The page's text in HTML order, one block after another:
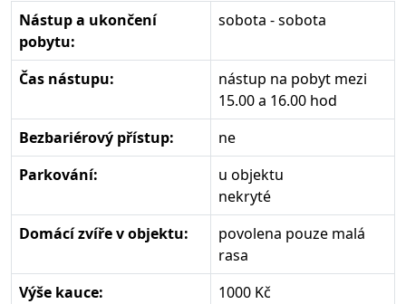
Nástup a ukončení
pobytu:
sobota - sobota
Čas nástupu:
nástup na pobyt mezi
15.00 a 16.00 hod
Bezbariérový přístup:
ne
Parkování:
u objektu
nekryté
Domácí zvíře v objektu:
povolena pouze malá
rasa
Výše kauce:
1000 Kč